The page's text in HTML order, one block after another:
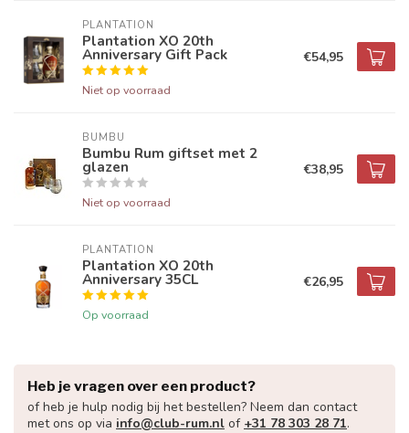
PLANTATION
Plantation XO 20th
Anniversary Gift Pack
Niet op voorraad
€54,95
BUMBU
Bumbu Rum giftset met 2
glazen
Niet op voorraad
€38,95
PLANTATION
Plantation XO 20th
Anniversary 35CL
Op voorraad
€26,95
Heb je vragen over een product?
of heb je hulp nodig bij het bestellen? Neem dan contact
met ons op via info@club-rum.nl of +31 78 303 28 71.